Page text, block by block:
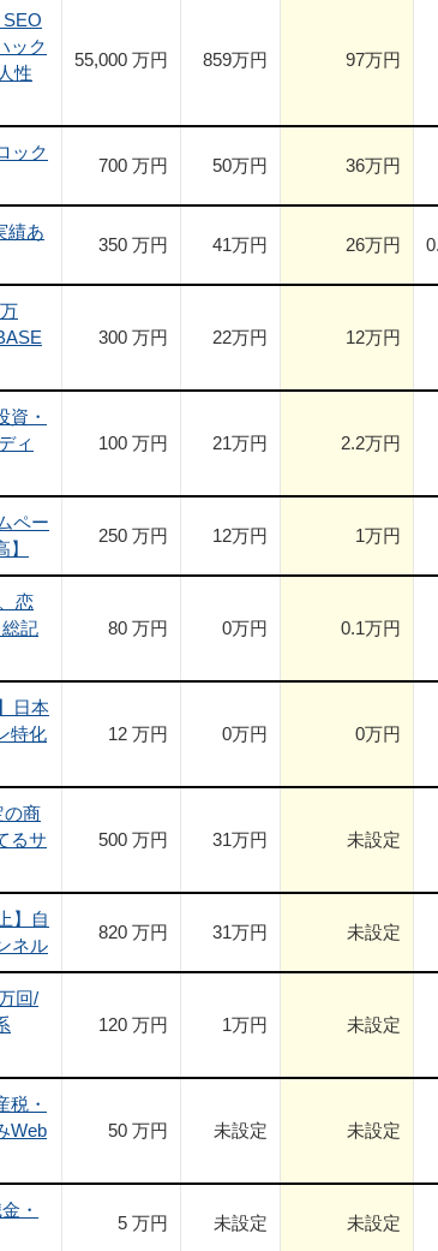
SEO
ック
性
55,000 万円 859万円 97万円
ック
700 万円 50万円 36万円
績あ
350 万円 41万円 26万円
300 万円 22万円 12万円
資・
ィ
100 万円 21万円 2.2万円
ペー
250 万円 12万円 1万円
恋
記
80 万円 0万円 0.1万円
日本
特化
12 万円 0万円 0万円
の商
るサ
500 万円 31万円 未設定
】自
ネル
820 万円 31万円 未設定
回/
120 万円 1万円 未設定
税・
Web
50 万円 未設定 未設定
・
5 万円 未設定 未設定